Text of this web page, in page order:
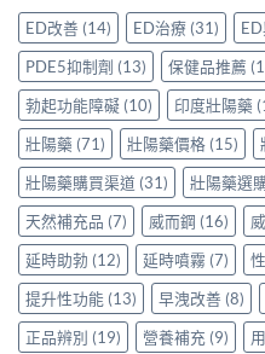
與
真
實
使
用
心
得〉
中
必
讀
的
注
意
事
項〉
中
配
方，
香
港
用
家
真
實
使
用
心
得〉
中
較
Sidegra、
VI[DK]
與
保
羅
紅
鑽〉
中
哪
裡
買
先
安
心？
香
港
用
家
親
身
分
享
正
貨
渠
ED改善 (14) ED治療 (31)
PDE5抑制劑 (13) 保健品推薦
勃起功能障礙 (10) 印度壯陽藥
壯陽藥 (71) 壯陽藥價格 (15)
壯陽藥購買渠道 (31) 壯陽藥選
天然補充品 (7) 威而鋼 (16)
延時助勃 (12) 延時噴霧 (7)
提升性功能 (13) 早洩改善 (8)
正品辨別 (19) 營養補充 (9)